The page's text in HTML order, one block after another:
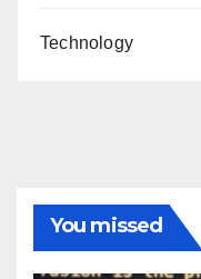
Technology
You missed